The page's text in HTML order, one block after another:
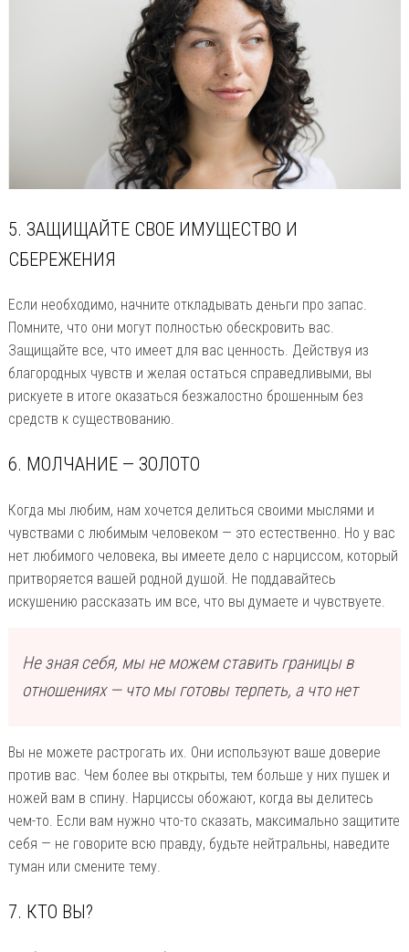
5. ЗАЩИЩАЙТЕ СВОЕ ИМУЩЕСТВО И
СБЕРЕЖЕНИЯ
Если необходимо, начните откладывать деньги про запас.
Помните, что они могут полностью обескровить вас.
Защищайте все, что имеет для вас ценность. Действуя из
благородных чувств и желая остаться справедливыми, вы
рискуете в итоге оказаться безжалостно брошенным без
средств к существованию.
6. МОЛЧАНИЕ — ЗОЛОТО
Когда мы любим, нам хочется делиться своими мыслями и
чувствами с любимым человеком — это естественно. Но у вас
нет любимого человека, вы имеете дело с нарциссом, который
притворяется вашей родной душой. Не поддавайтесь
искушению рассказать им все, что вы думаете и чувствуете.
Не зная себя, мы не можем ставить границы в
отношениях — что мы готовы терпеть, а что нет
Вы не можете растрогать их. Они используют ваше доверие
против вас. Чем более вы открыты, тем больше у них пушек и
ножей вам в спину. Нарциссы обожают, когда вы делитесь
чем-то. Если вам нужно что-то сказать, максимально защитите
себя — не говорите всю правду, будьте нейтральны, наведите
туман или смените тему.
7. КТО ВЫ?